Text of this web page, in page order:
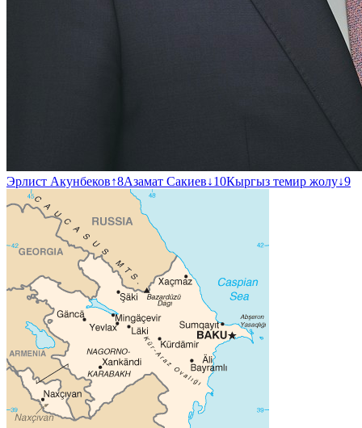
Эрлист Акунбеков↑8Азамат Сакиев↓10Кыргыз темир жолу↓9